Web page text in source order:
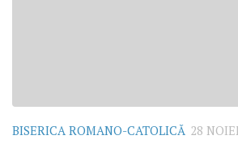
BISERICA ROMANO-CATOLICĂ 28